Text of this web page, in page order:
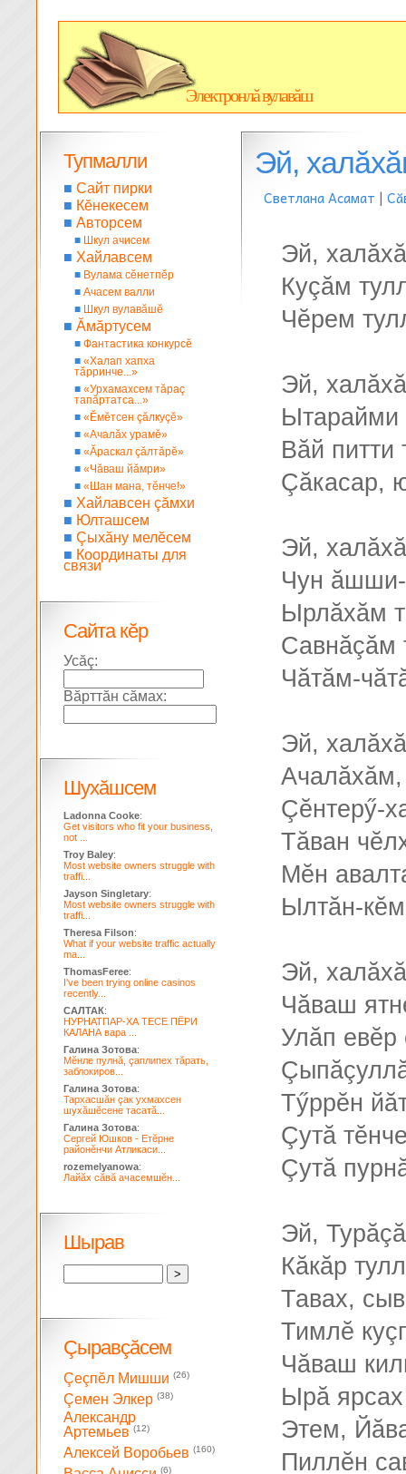
Электронлă вулавăш
Эй,
Светлана Асамат |
Эй,
Куçăм
Чĕрем
Эй,
Ытарайми
Вăй
Çăкасар,
Эй,
Чун
Ырлăхăм
Савнăçăм
Чăтăм-
Эй,
Çĕнтерӳ-
Тăван
Мĕн
Ылтăн-
Эй,
Чăваш
Улăп евĕр
Тӳррĕн
Çутă
Çутă
Эй,
Кăкăр
Тавах,
Тимлĕ
Чăваш
Ырă ярсах
Этем,
Пиллĕн
Тупмалли
■ Сайт пирки
■ Кĕнекесем
■ Авторсем
■ Шкул ачисем
■ Хайлавсем
■ Вулама сĕнетпĕр
■ Ачасем валли
■ Шкул вулавăшĕ
■ Ăмăртусем
■ Фантастика конкурсĕ
■ «Халап хапха
тăрринче...»
■ «Урхамахсем тăраç
тапăртатса...»
■ «Ĕмĕтсен çăлкуçĕ»
■ «Ачалăх урамĕ»
■ «Ăраскал çăлтăрĕ»
■ «Чăваш йăмри»
■ «Шан мана, тĕнче!»
■ Хайлавсен çăмхи
■ Юлташсем
■ Çыхăну мелĕсем
■ Координаты для
связи
Сайта кĕр
Усăç:
Вăрттăн сăмах:
Шухăшсем
Ladonna Cooke:
Get visitors who fit your business,
not ...
Troy Baley:
Most website owners struggle with
traffi...
Jayson Singletary:
Most website owners struggle with
traffi...
Theresa Filson:
What if your website traffic actually
ma...
ThomasFeree:
I've been trying online casinos
recently...
САЛТАК:
НУРНАТПАР-ХА ТЕСЕ ПЁРИ
КАЛАНА вара ...
Галина Зотова:
Мĕнле пулнă, çаплипех тăрать,
заблокиров...
Галина Зотова:
Тархасшăн çак ухмахсен
шухăшĕсене тасатă...
Галина Зотова:
Сергей Юшков - Етĕрне
районĕнчи Атликаси...
rozemelyanowa:
Лайăх сăвă ачасемшĕн...
Шырав
Çыравçăсем
Çеçпĕл Мишши (26)
Çемен Элкер (38)
Александр
Артемьев (12)
Алексей Воробьев (160)
(6)